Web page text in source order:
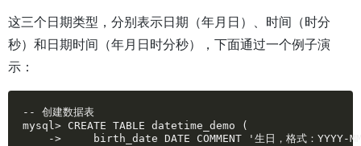
这三个日期类型，分别表示日期（年月日）、时间（时分
秒）和日期时间（年月日时分秒），下面通过一个例子演
示：
-- 创建数据表
mysql> CREATE TABLE datetime_demo (
->     birth_date DATE COMMENT '生日，格式：YYYY-